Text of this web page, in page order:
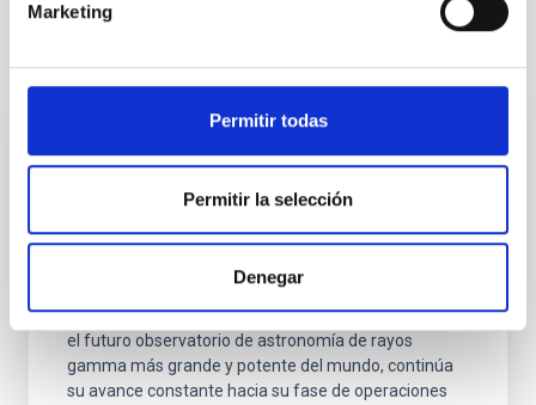
Marketing
Permitir todas
Permitir la selección
Denegar
Muchachos acoge en octubre la
inauguración de los cuatro telescopios LST
El Cherenkov Telescope Array Observatory (CTAO) ,
el futuro observatorio de astronomía de rayos
gamma más grande y potente del mundo, continúa
su avance constante hacia su fase de operaciones